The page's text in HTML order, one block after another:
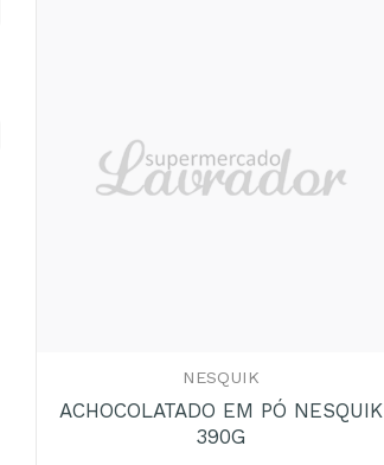
NESQUIK
ACHOCOLATADO EM PÓ NESQUIK
390G